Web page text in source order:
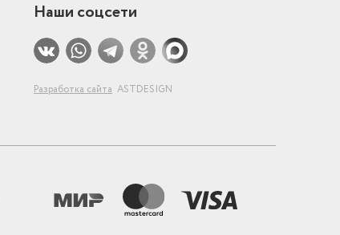
Наши соцсети
Разработка сайта ASTDESIGN